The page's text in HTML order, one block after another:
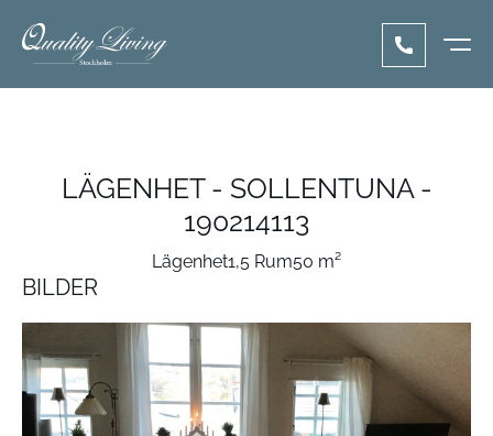
LÄGENHET - SOLLENTUNA -
190214113
Lägenhet1,5 Rum50 m²
BILDER